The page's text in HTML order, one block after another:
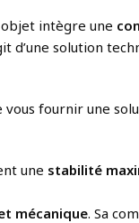
objet intègre une
d’une solution
vous fournir une
une stabilité
mécanique. Sa